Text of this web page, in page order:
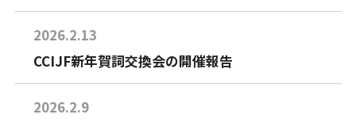
2026.2.13
CCIJF新年賀詞交換会の開催報告
2026.2.9